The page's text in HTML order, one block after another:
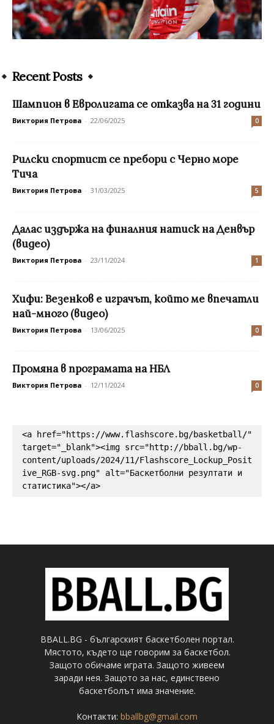
Recent Posts
Шампион в Евролигата се отказва на 31 години
Виктория Петрова - 22/06/2025 0
Рилски спортист се пребори с Черно море
Тича
Виктория Петрова - 31/03/2025 5
Далас издържа на финалния натиск на Денвър
(видео)
Виктория Петрова - 23/11/2024 1
Хифи: Везенков е играчът, който ме впечатли
най-много (видео)
Виктория Петрова - 13/06/2025 0
Промяна в програмата на НБЛ
Виктория Петрова - 12/11/2024 0
<a href="https://www.flashscore.bg/basketball/"
target="_blank"><img src="http://bball.bg/wp-
content/uploads/2024/11/Flashscore_Lockup_Posit
ive_RGB-svg.png" alt="Баскетболни резултати и
статистика"></a>
BBALL.BG - българският баскетболен портал.
Мястото, където ще говорим за баскетбол.
Защото обичаме играта. Защото живеем
заради нея. Защото за нас, единствено
баскетболът има значение.
Контакти: bballbg@gmail.com